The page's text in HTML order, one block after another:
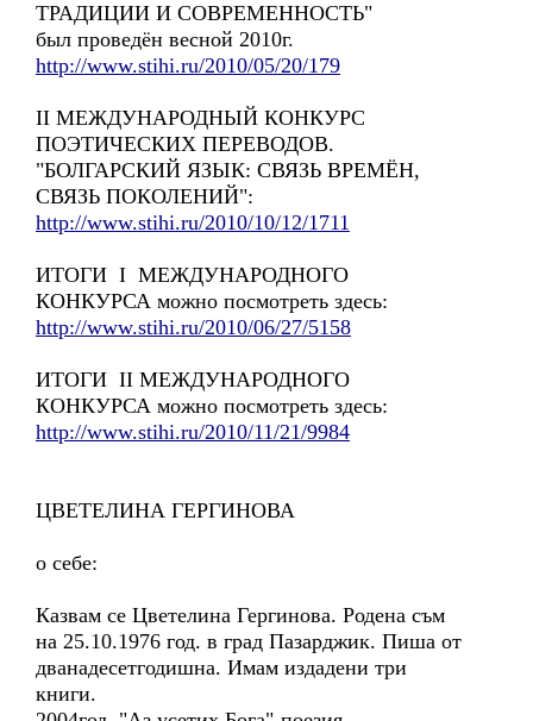
ТРАДИЦИИ И СОВРЕМЕННОСТЬ"
был проведён весной 2010г.
http://www.stihi.ru/2010/05/20/179
II МЕЖДУНАРОДНЫЙ КОНКУРС
ПОЭТИЧЕСКИХ ПЕРЕВОДОВ.
"БОЛГАРСКИЙ ЯЗЫК: СВЯЗЬ ВРЕМЁН,
СВЯЗЬ ПОКОЛЕНИЙ":
http://www.stihi.ru/2010/10/12/1711
ИТОГИ I МЕЖДУНАРОДНОГО
КОНКУРСА можно посмотреть здесь:
http://www.stihi.ru/2010/06/27/5158
ИТОГИ II МЕЖДУНАРОДНОГО
КОНКУРСА можно посмотреть здесь:
http://www.stihi.ru/2010/11/21/9984
ЦВЕТЕЛИНА ГЕРГИНОВА
о себе:
Казвам се Цветелина Гергинова. Родена съм
на 25.10.1976 год. в град Пазарджик. Пиша от
дванадесетгодишна. Имам издадени три
книги.